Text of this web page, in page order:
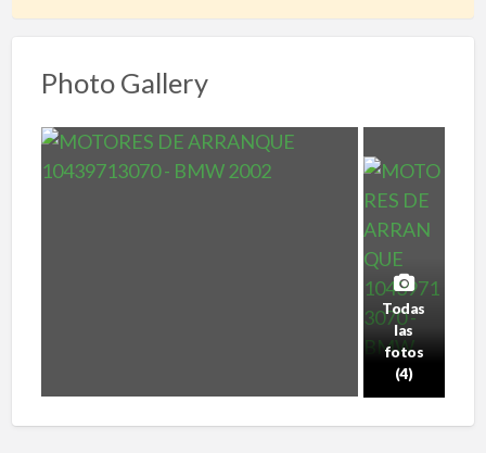
Photo Gallery
Todas
las
fotos
(4)